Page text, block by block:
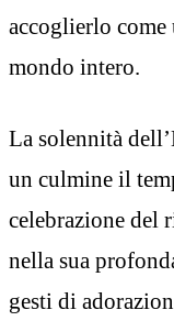
accoglierlo come
mondo intero.
La solennità
un culmine il
celebrazione del
nella sua
gesti di